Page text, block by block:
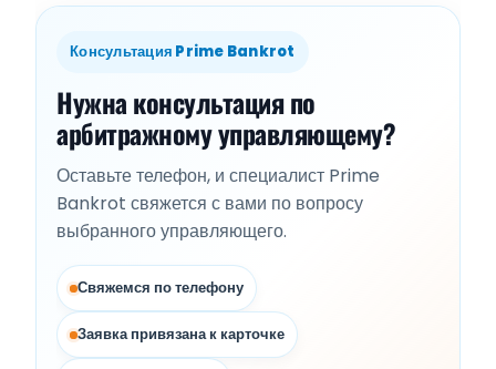
Консультация Prime Bankrot
Нужна консультация по
арбитражному управляющему?
Оставьте телефон, и специалист Prime
Bankrot свяжется с вами по вопросу
выбранного управляющего.
Свяжемся по телефону
Заявка привязана к карточке